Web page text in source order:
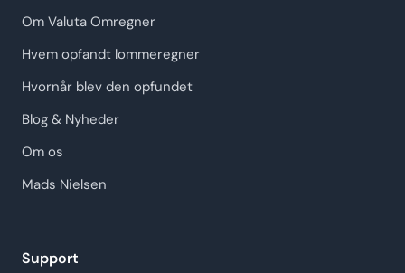
Om Valuta Omregner
Hvem opfandt lommeregner
Hvornår blev den opfundet
Blog & Nyheder
Om os
Mads Nielsen
Support